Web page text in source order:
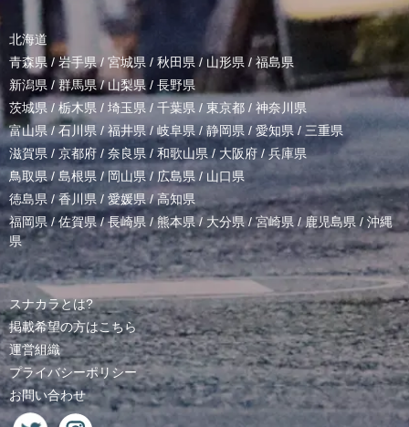
北海道
青森県 / 岩手県/ 宮城県 / 秋田県 / 山形県/ 福島県
新潟県 /群馬県/山梨県 / 長野県
茨城県 / 栃木県 / 埼玉県 / 千葉県 / 東京都 / 神奈川県
富山県 /石川県/福井県/岐阜県 / 静岡県 / 愛知県 / 三重県
滋賀県 / 京都府 / 奈良県 / 和歌山県/ 大阪府 /兵庫県
鳥取県/ 島根県 /岡山県/ 広島県 / 山口県
徳島県 /香川県 / 愛媛県/高知県
福岡県/佐賀県/長崎県 /熊本県/ 大分県/宮崎県 /鹿児島県 / 沖縄
県
スナカラとは?
掲載希望の方はこちら
運営組織
プライバシーポリシー
お問い合わせ